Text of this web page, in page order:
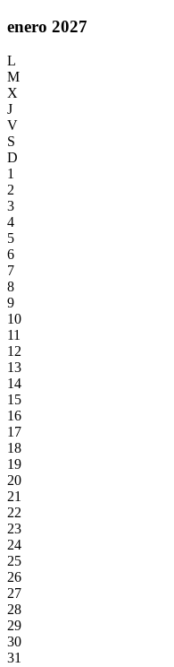
enero 2027
L
M
X
J
V
S
D
1
2
3
4
5
6
7
8
9
10
11
12
13
14
15
16
17
18
19
20
21
22
23
24
25
26
27
28
29
30
31